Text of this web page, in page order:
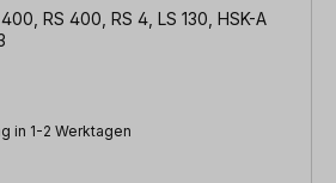
RS 400, RS 4, LS 130, HSK-A
in 1-2 Werktagen